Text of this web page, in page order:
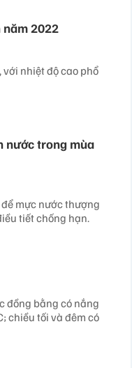
năm 2022
nhiệt độ cao phổ
nước trong mùa
mực nước thượng
tiết chống hạn.
đồng bằng có nắng
chiều tối và đêm có